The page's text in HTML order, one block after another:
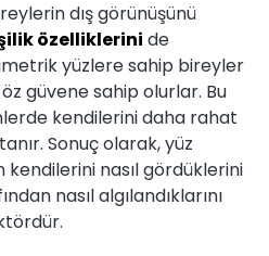
dış görünüşünü
özelliklerini de
yüzlere sahip bireyler
güvene sahip olurlar. Bu
kendilerini daha rahat
Sonuç olarak, yüz
nasıl gördüklerini
nasıl algılandıklarını